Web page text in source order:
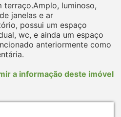
luminoso,
janelas e ar
possui um espaço
wc, e ainda um espaço
anteriormente como
a informação deste imóvel